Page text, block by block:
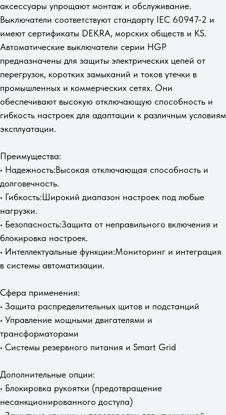
аксессуары упрощают монтаж и обслуживание.
Выключатели соответствуют стандарту IEC 60947-2 и
имеют сертификаты DEKRA, морских обществ и KS.
Автоматические выключатели серии HGP
предназначены для защиты электрических цепей от
перегрузок, коротких замыканий и токов утечки в
промышленных и коммерческих сетях. Они
обеспечивают высокую отключающую способность и
гибкость настроек для адаптации к различным условиям
эксплуатации.
Преимущества:
• Надежность:Высокая отключающая способность и
долговечность.
• Гибкость:Широкий диапазон настроек под любые
нагрузки.
• Безопасность:Защита от неправильного включения и
блокировка настроек.
• Интеллектуальные функции:Мониторинг и интеграция
в системы автоматизации.
Сфера применения:
• Защита распределительных щитов и подстанций
• Управление мощными двигателями и
трансформаторами
• Системы резервного питания и Smart Grid
Дополнительные опции:
• Блокировка рукоятки (предотвращение
несанкционированного доступа)